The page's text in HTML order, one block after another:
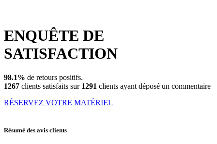
ENQUÊTE DE
SATISFACTION
98.1% de retours positifs.
1267 clients satisfaits sur 1291 clients ayant déposé un commentaire
RÉSERVEZ VOTRE MATÉRIEL
Résumé des avis clients